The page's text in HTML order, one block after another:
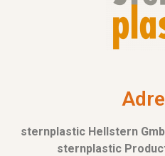
sternplastic Hellstern
sternplastic